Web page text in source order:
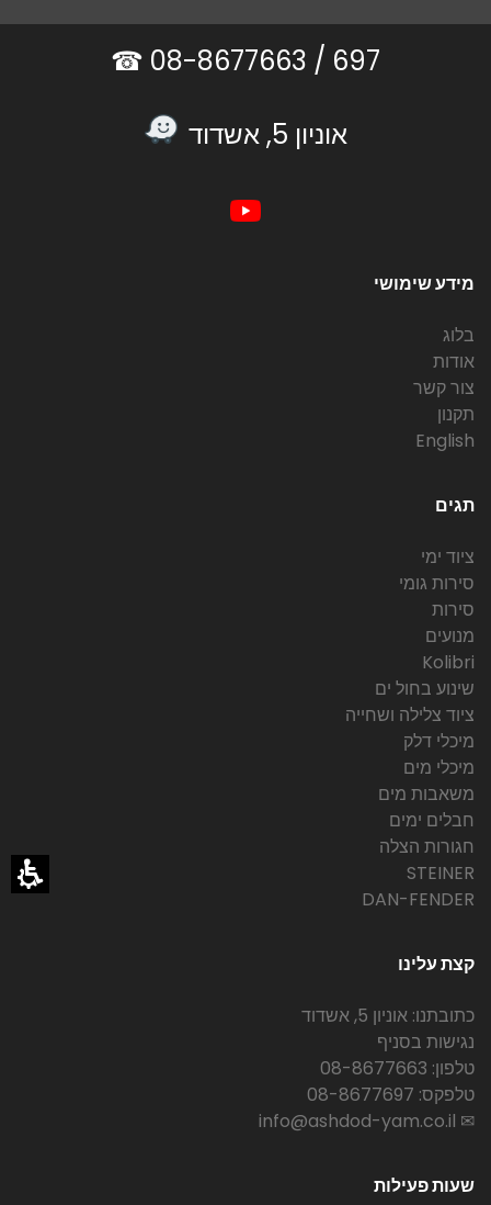
697 /
אוניון 5, אשדוד
מידע שימושי
בלוג
אודות
צור קשר
תקנון
English
תגים
ציוד ימי
סירות גומי
סירות
מנועים
Kolibri
שינוע בחול ים
ציוד צלילה ושחייה
מיכלי דלק
מיכלי מים
משאבות מים
חבלים ימים
חגורות הצלה
STEINER
DAN-FENDER
קצת עלינו
כתובתנו: אוניון 5, אשדוד
נגישות בסניף
טלפון: 08-8677663
טלפקס: 08-8677697
✉ info@ashdod-yam.co.il
שעות פעילות